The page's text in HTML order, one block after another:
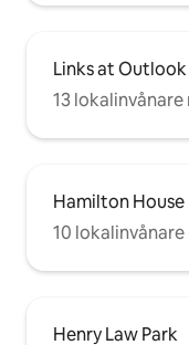
Links at
13
Hamilton House
10
Henry Law Park